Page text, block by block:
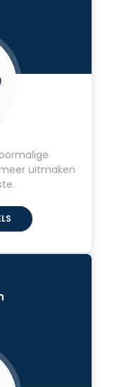
uitmaken